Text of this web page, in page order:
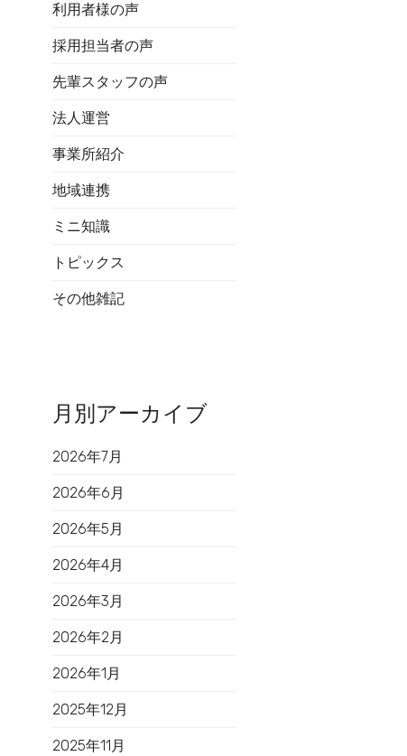
利用者様の声
採用担当者の声
先輩スタッフの声
法人運営
事業所紹介
地域連携
ミニ知識
トピックス
その他雑記
月別アーカイブ
2026年7月
2026年6月
2026年5月
2026年4月
2026年3月
2026年2月
2026年1月
2025年12月
2025年11月